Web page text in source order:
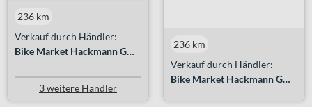
Verkauf durch Händler:
Bike Market Hackmann GmbH
236 km
3 weitere Händler
Verkauf durch Händler:
Bike Market Hackmann GmbH
236 km